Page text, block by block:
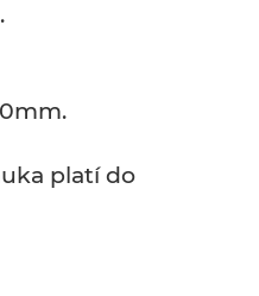
platí do